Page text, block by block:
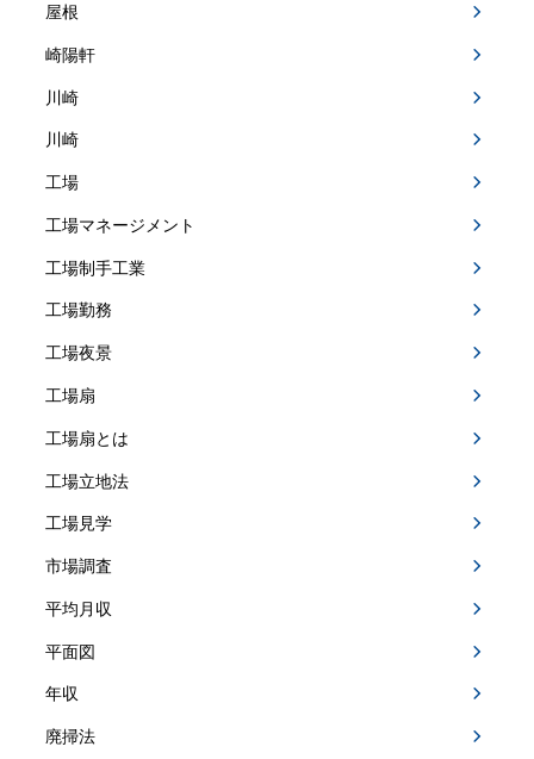
屋根
崎陽軒
川崎
川崎
工場
工場マネージメント
工場制手工業
工場勤務
工場夜景
工場扇
工場扇とは
工場立地法
工場見学
市場調査
平均月収
平面図
年収
廃掃法